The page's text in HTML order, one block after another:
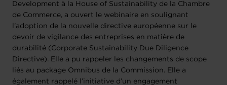
Development à la House of Sustainability de la Chambre
de Commerce, a ouvert le webinaire en soulignant
l’adoption de la nouvelle directive européenne sur le
devoir de vigilance des entreprises en matière de
durabilité (Corporate Sustainability Due Diligence
Directive). Elle a pu rappeler les changements de scope
liés au package Omnibus de la Commission. Elle a
également rappelé l’initiative d’un engagement